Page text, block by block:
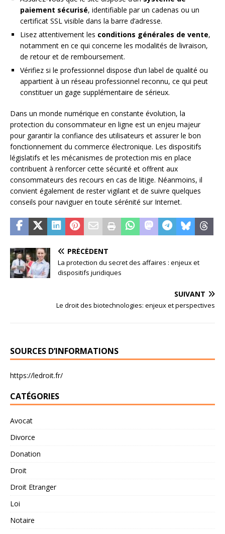
paiement sécurisé, identifiable par un cadenas ou un
certificat SSL visible dans la barre d’adresse.
Lisez attentivement les conditions générales de vente,
notamment en ce qui concerne les modalités de livraison,
de retour et de remboursement.
Vérifiez si le professionnel dispose d’un label de qualité ou
appartient à un réseau professionnel reconnu, ce qui peut
constituer un gage supplémentaire de sérieux.
Dans un monde numérique en constante évolution, la
protection du consommateur en ligne est un enjeu majeur
pour garantir la confiance des utilisateurs et assurer le bon
fonctionnement du commerce électronique. Les dispositifs
législatifs et les mécanismes de protection mis en place
contribuent à renforcer cette sécurité et offrent aux
consommateurs des recours en cas de litige. Néanmoins, il
convient également de rester vigilant et de suivre quelques
conseils pour naviguer en toute sérénité sur Internet.
PRÉCÉDENT
La protection du secret des affaires : enjeux et
dispositifs juridiques
SUIVANT
Le droit des biotechnologies: enjeux et perspectives
SOURCES D’INFORMATIONS
https://ledroit.fr/
CATÉGORIES
Avocat
Divorce
Donation
Droit
Droit Etranger
Loi
Notaire